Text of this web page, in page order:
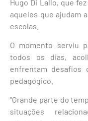
Hugo Di Lallo, que
aqueles que ajudam
escolas.
O momento serviu
todos os dias,
enfrentam desafios
pedagógico.
“Grande parte do
situações